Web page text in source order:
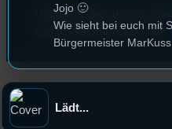
Überblick über unsere
und Kontaktformular unter
Jojo 🙂
Wie sieht bei euch mit
Bürgermeister
Arten die Profs in der
Lädt...